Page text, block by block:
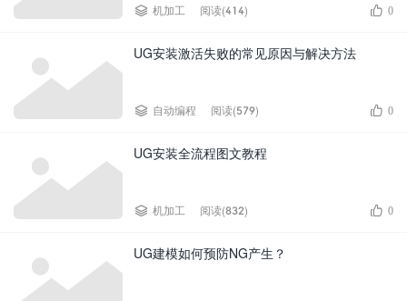
 机加工 阅读(414)  0
UG安装激活失败的常见原因与解决方法
 自动编程 阅读(579)  0
UG安装全流程图文教程
 机加工 阅读(832)  0
UG建模如何预防NG产生？